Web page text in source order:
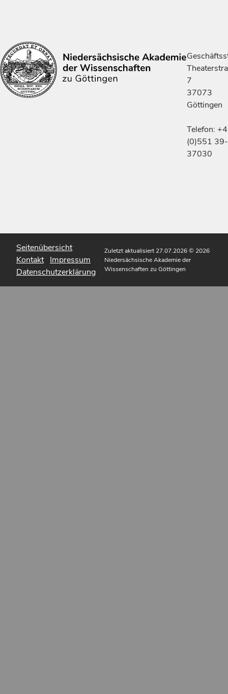
7
37073
Göttingen
Telefon:
(0)551 39-
37030
Seitenübersicht
Kontakt Impressum
Datenschutzerklärung
Zuletzt aktualisiert 27.07.2026© 2026
Niedersächsische Akademie der
Wissenschaften zu Göttingen